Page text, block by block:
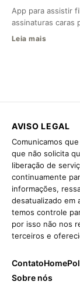
App para assistir
assinaturas caras
Leia mais
AVISO LEGAL
Comunicamos que
que não solicita
liberação de
continuamente
informações,
desatualizado em
temos controle
por isso não nos
terceiros e
ContatoHome
Sobre nós